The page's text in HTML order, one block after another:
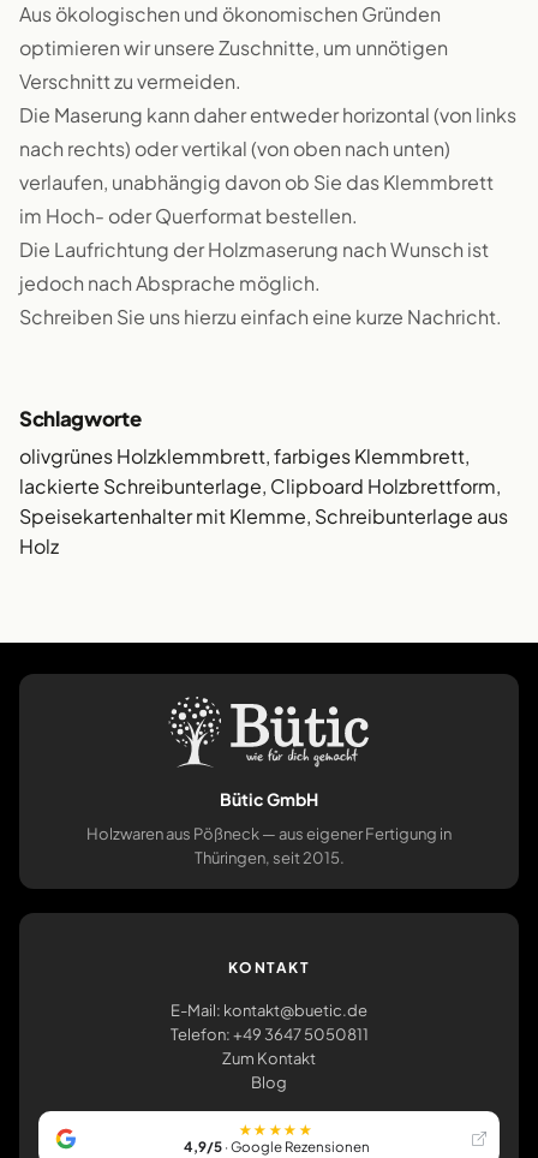
Aus ökologischen und ökonomischen Gründen
optimieren wir unsere Zuschnitte, um unnötigen
Verschnitt zu vermeiden.
Die Maserung kann daher entweder horizontal (von links
nach rechts) oder vertikal (von oben nach unten)
verlaufen, unabhängig davon ob Sie das Klemmbrett
im Hoch- oder Querformat bestellen.
Die Laufrichtung der Holzmaserung nach Wunsch ist
jedoch nach Absprache möglich.
Schreiben Sie uns hierzu einfach eine kurze Nachricht.
Schlagworte
olivgrünes Holzklemmbrett, farbiges Klemmbrett,
lackierte Schreibunterlage, Clipboard Holzbrettform,
Speisekartenhalter mit Klemme, Schreibunterlage aus
Holz
Bütic GmbH
Holzwaren aus Pößneck — aus eigener Fertigung in
Thüringen, seit 2015.
KONTAKT
E-Mail: kontakt@buetic.de
Telefon: +49 3647 5050811
Zum Kontakt
Blog
★★★★★
4,9/5· Google Rezensionen